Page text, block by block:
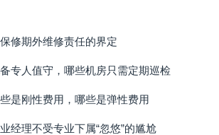
修期外维修责任的界定
专人值守，哪些机房只需定期巡检
是刚性费用，哪些是弹性费用
经理不受专业下属“忽悠”的尴尬